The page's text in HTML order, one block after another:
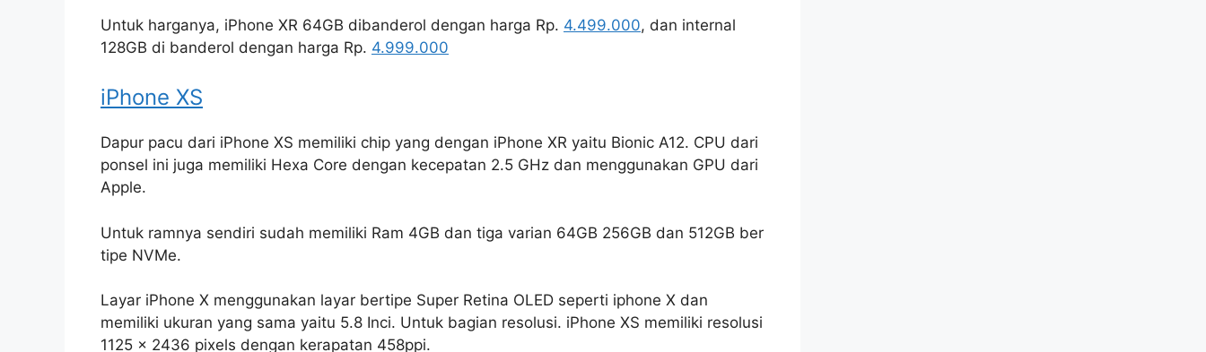
Untuk harganya, iPhone XR 64GB dibanderol dengan harga Rp. 4.499.000, dan internal
128GB di banderol dengan harga Rp. 4.999.000
iPhone XS
Dapur pacu dari iPhone XS memiliki chip yang dengan iPhone XR yaitu Bionic A12. CPU dari
ponsel ini juga memiliki Hexa Core dengan kecepatan 2.5 GHz dan menggunakan GPU dari
Apple.
Untuk ramnya sendiri sudah memiliki Ram 4GB dan tiga varian 64GB 256GB dan 512GB ber
tipe NVMe.
Layar iPhone X menggunakan layar bertipe Super Retina OLED seperti iphone X dan
memiliki ukuran yang sama yaitu 5.8 Inci. Untuk bagian resolusi. iPhone XS memiliki resolusi
1125 x 2436 pixels dengan kerapatan 458ppi.